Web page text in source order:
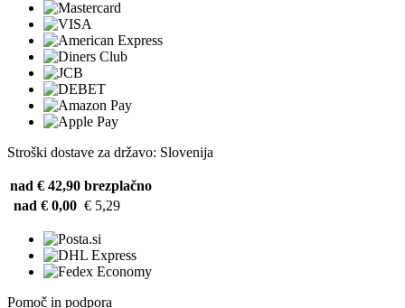
Stroški dostave za državo: Slovenija
nad € 42,90 brezplačno
nad € 0,00 € 5,29
Pomoč in podpora